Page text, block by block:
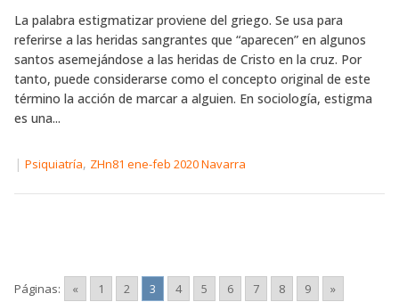
La palabra estigmatizar proviene del griego. Se usa para
referirse a las heridas sangrantes que “aparecen” en algunos
santos asemejándose a las heridas de Cristo en la cruz. Por
tanto, puede considerarse como el concepto original de este
término la acción de marcar a alguien. En sociología, estigma
es una...
| Psiquiatría, ZHn81 ene-feb 2020 Navarra
Páginas: « 1 2 3 4 5 6 7 8 9 »